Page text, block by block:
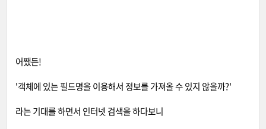
어쨌든!
'객체에 있는 필드명을 이용해서 정보를 가져올 수 있지 않을까?'
라는 기대를 하면서 인터넷 검색을 하다보니